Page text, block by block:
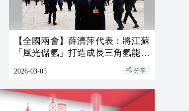
【全國兩會】薛濟萍代表：將江蘇
「風光儲氫」打造成長三角氫能基
2026-03-05 分享